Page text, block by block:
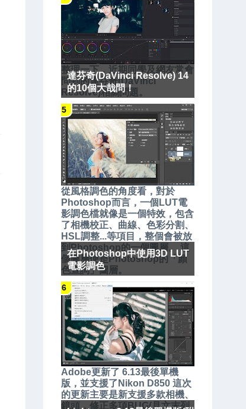
達芬奇(DaVinci Resolve) 14
的10個大哉問！
整理一下，近期同學及網友常會
問到的達芬奇(DaVinci
Resolve)相關問題。
在Photoshop中使用3D LUT
電影調色
從風格調色的角度看，對於
Photoshop而言，一個LUT電
影調色檔就像是一個特效，包含
了相機校正、曲線、色彩分割、
HSL調整...等項目，整個會被放
到Photoshop的一個圖層。 這
個圖層便是Photoshop的「顏
色查詢」圖層。
Adobe更新了 6.13最後單機
版，並支援了Nikon D850 這次
的更新主要是新支援多款相機、
鏡頭，修正多項BUG(見文末列